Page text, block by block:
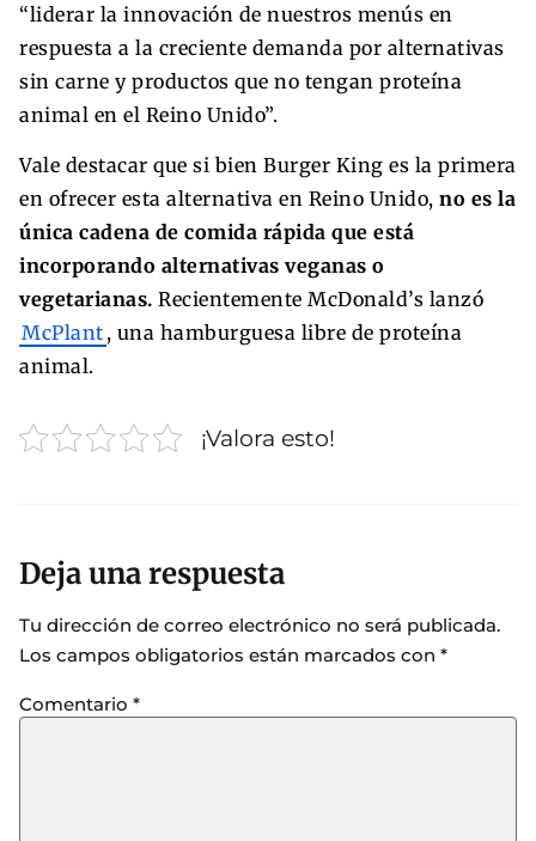
“liderar la innovación de nuestros menús en
respuesta a la creciente demanda por alternativas
sin carne y productos que no tengan proteína
animal en el Reino Unido”.
Vale destacar que si bien Burger King es la primera
en ofrecer esta alternativa en Reino Unido, no es la
única cadena de comida rápida que está
incorporando alternativas veganas o
vegetarianas. Recientemente McDonald’s lanzó
McPlant , una hamburguesa libre de proteína
animal.
¡Valora esto!
Deja una respuesta
Tu dirección de correo electrónico no será publicada.
Los campos obligatorios están marcados con *
Comentario *